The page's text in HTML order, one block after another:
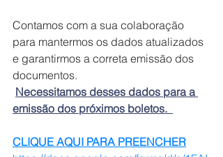
Contamos com a sua colaboração
para mantermos os dados atualizados
e garantirmos a correta emissão dos
documentos.
Necessitamos desses dados para a
emissão dos próximos boletos.
CLIQUE AQUI PARA PREENCHER